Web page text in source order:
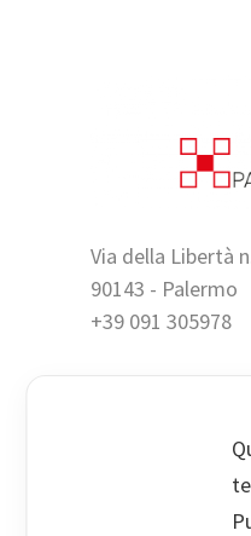
Via della Libertà
90143 - Palermo
+39 091 305978
Viale Cesare